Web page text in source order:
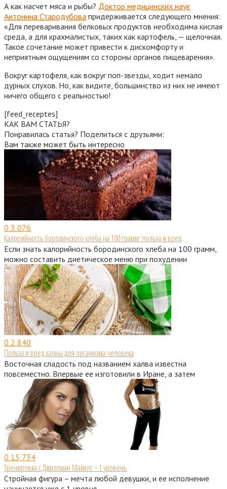
А как насчет мяса и рыбы? Доктор медицинских наук
Антонина Стародубова придерживается следующего мнения:
«Для переваривания белковых продуктов необходима кислая
среда, а для крахмалистых, таких как картофель, — щелочная.
Такое сочетание может привести к дискомфорту и
неприятным ощущениям со стороны органов пищеварения».
Вокруг картофеля, как вокруг поп-звезды, ходит немало
дурных слухов. Но, как видите, большинство из них не имеют
ничего общего с реальностью!
[feed_receptes]
КАК ВАМ СТАТЬЯ?
Понравилась статья? Поделиться с друзьями:
Вам также может быть интересно
0 3 076
Калорийность бородинского хлеба на 100 грамм: польза и вред
Если знать калорийность бородинского хлеба на 100 грамм,
можно составить диетическое меню при похудении
0 2 840
Польза и вред халвы для организма человека
Восточная сладость под названием халва известна
повсеместно. Впервые ее изготовили в Иране, а затем
0 15 734
Тренировка с Джиллиан Майклс − 1 уровень
Стройная фигура – мечта любой девушки, и ее исполнение